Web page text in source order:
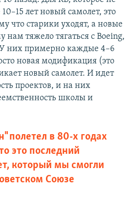
лет новый самолет, это
что старики уходят, а новые
нам тяжело тягаться с Boeing,
них примерно каждые 4–6
новая модификация (это
новый самолет. И идет
проектов, и на них
школы и
полетел в 80-х годах
это последний
который мы смогли
Союзе